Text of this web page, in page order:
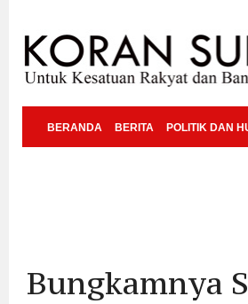
BERANDA BERITA POLITIK DAN
Bungkamnya